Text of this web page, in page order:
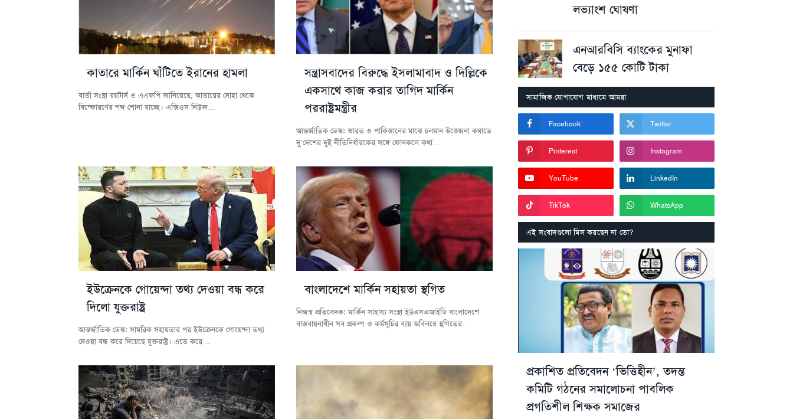
কাতারে মার্কিন ঘাঁটিতে ইরানের হামলা
বার্তা সংস্থা রয়টার্স ও এএফপি জানিয়েছে, কাতারের দোহা থেকে
বিস্ফোরণের শব্দ শোনা যাচ্ছে। এক্সিওস নিউজ…
সন্ত্রাসবাদের বিরুদ্ধে ইসলামাবাদ ও দিল্লিকে
একসাথে কাজ করার তাগিদ মার্কিন
পররাষ্ট্রমন্ত্রীর
আন্তর্জাতিক ডেস্ক: ভারত ও পাকিস্তানের মাঝে চলমান উত্তেজনা কমাতে
দু’দেশের দুই নীতিনির্ধারকের সঙ্গে ফোনকলে কথা…
ইউক্রেনকে গোয়েন্দা তথ্য দেওয়া বন্ধ করে
দিলো যুক্তরাষ্ট্র
আন্তর্জাতিক ডেস্ক: সামরিক সহায়তার পর ইউক্রেনকে গোয়েন্দা তথ্য
দেওয়া বন্ধ করে দিয়েছে যুক্তরাষ্ট্র। এতে করে…
বাংলাদেশে মার্কিন সহায়তা স্থগিত
নিজস্ব প্রতিবেদক: মার্কিন সাহায্য সংস্থা ইউএসএআইডি বাংলাদেশে
বাস্তবায়নাধীন সব প্রকল্প ও কর্মসূচির ব্যয় অবিলম্বে স্থগিতের…
লভ্যাংশ ঘোষণা
এনআরবিসি ব্যাংকের মুনাফা
বেড়ে ১৫৫ কোটি টাকা
সামাজিক যোগাযোগ মাধ্যমে আমরা
Facebook Twitter
Pinterest Instagram
YouTube LinkedIn
TikTok WhatsApp
এই সংবাদগুলো মিস করছেন না তো?
প্রকাশিত প্রতিবেদন ‘ভিত্তিহীন’, তদন্ত
কমিটি গঠনের সমালোচনা পাবলিক
প্রগতিশীল শিক্ষক সমাজের